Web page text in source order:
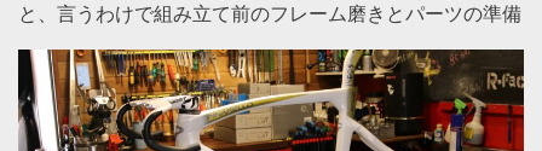
と、言うわけで組み立て前のフレーム磨きとパーツの準備